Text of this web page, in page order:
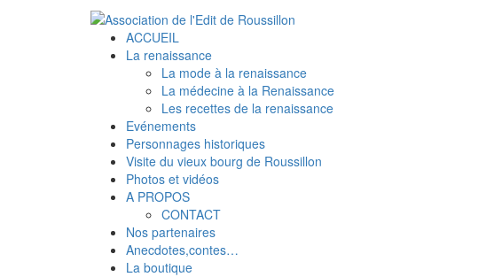
ACCUEIL
La renaissance
La mode à la renaissance
La médecine à la Renaissance
Les recettes de la renaissance
Evénements
Personnages historiques
Visite du vieux bourg de Roussillon
Photos et vidéos
A PROPOS
CONTACT
Nos partenaires
Anecdotes,contes…
La boutique